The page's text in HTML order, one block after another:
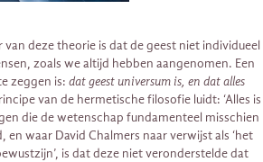
van deze theorie is dat de geest niet individueel
zoals we altijd hebben aangenomen. Een
zeggen is: dat geest universum is, en dat alles
van de hermetische filosofie luidt: ‘Alles is
die de wetenschap fundamenteel misschien
waar David Chalmers naar verwijst als ‘het
is dat deze niet veronderstelde dat